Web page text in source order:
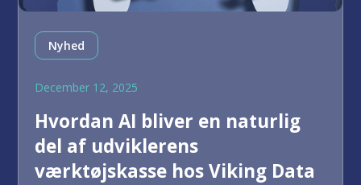
Nyhed
December 12, 2025
Hvordan AI bliver en naturlig
del af udviklerens
værktøjskasse hos Viking Data